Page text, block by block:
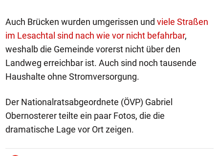
Auch Brücken wurden umgerissen und viele Straßen
im Lesachtal sind nach wie vor nicht befahrbar,
weshalb die Gemeinde vorerst nicht über den
Landweg erreichbar ist. Auch sind noch tausende
Haushalte ohne Stromversorgung.
Der Nationalratsabgeordnete (ÖVP) Gabriel
Obernosterer teilte ein paar Fotos, die die
dramatische Lage vor Ort zeigen.